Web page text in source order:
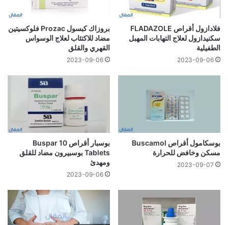
فلادازول أقراص FLADAZOLE
سكنيدازول لعلاج التهابات المهبل
الطفيلية
2023-09-06
بروزاك كبسول Prozac فلوكسيتين
مضاد للاكتئاب لعلاج الوسواس
القهري والقلق
2023-09-06
بوسكامول أقراص Buscamol
مسكن وخافض للحرارة
2023-09-07
بوسبار أقراص 10 Buspar
Tablets بوسبيرون مضاد للقلق
ومهدئ
2023-09-06